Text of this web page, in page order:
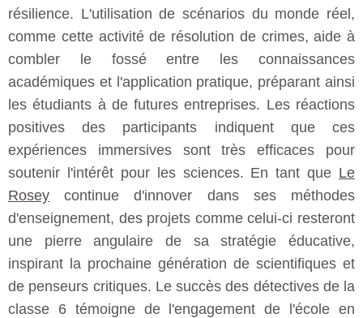
résilience. L'utilisation de scénarios du monde réel,
comme cette activité de résolution de crimes, aide à
combler le fossé entre les connaissances
académiques et l'application pratique, préparant ainsi
les étudiants à de futures entreprises. Les réactions
positives des participants indiquent que ces
expériences immersives sont très efficaces pour
soutenir l'intérêt pour les sciences. En tant que Le
Rosey continue d'innover dans ses méthodes
d'enseignement, des projets comme celui-ci resteront
une pierre angulaire de sa stratégie éducative,
inspirant la prochaine génération de scientifiques et
de penseurs critiques. Le succès des détectives de la
classe 6 témoigne de l'engagement de l'école en